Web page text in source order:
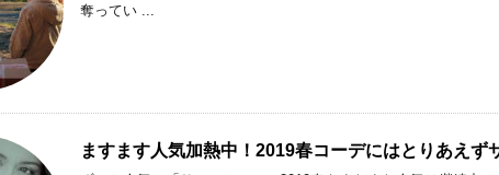
奪ってい ...
ますます人気加熱中！2019春コーデにはとりあえず